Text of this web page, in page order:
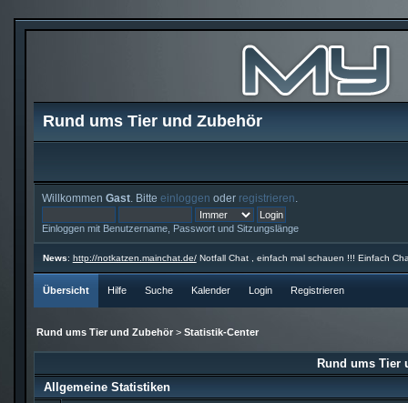
Rund ums Tier und Zubehör
Willkommen Gast. Bitte einloggen oder registrieren
Einloggen mit Benutzername, Passwort und Sitzungslänge
News: http://notkatzen.mainchat.de/Notfall Chat , einfach mal schauen !!! Einfach
Übersicht Hilfe Suche Kalender Login Registrieren
Rund ums Tier und Zubehör> Statistik-Center
Rund ums Tier
Allgemeine Statistiken